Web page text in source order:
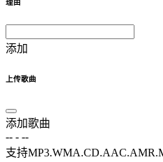
理由
添加
上传歌曲
添加歌曲
-- - --
支持